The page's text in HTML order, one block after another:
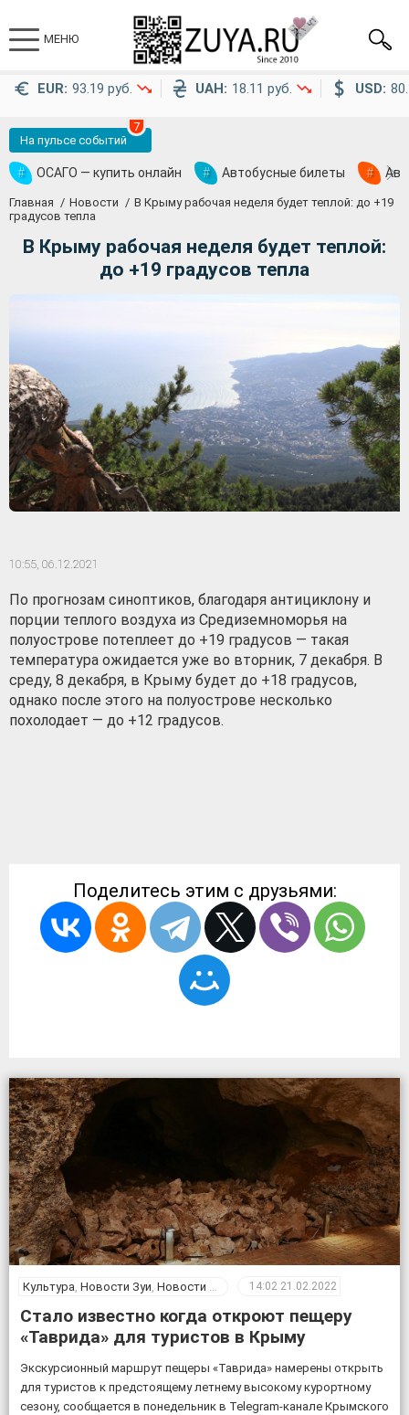
МЕНЮ
EUR: 93.19 руб. UAH: 18.11 руб. USD:
На пульсе событий
7
# ОСАГО — купить онлайн # Автобусные билеты #
Главная Новости
В Крыму рабочая неделя будет теплой: до +19
градусов тепла
В Крыму рабочая неделя будет теплой:
до +19 градусов тепла
10:55, 06.12.2021
По прогнозам синоптиков, благодаря антициклону и
порции теплого воздуха из Средиземноморья на
полуострове потеплеет до +19 градусов — такая
температура ожидается уже во вторник, 7 декабря. В
среду, 8 декабря, в Крыму будет до +18 градусов,
однако после этого на полуострове несколько
похолодает — до +12 градусов.
Поделитесь этим с друзьями:
Культура Новости Зуи Новости Крыма 14:02 21.02.2022
Стало известно когда откроют пещеру
«Таврида» для туристов в Крыму
Экскурсионный маршрут пещеры «Таврида» намерены открыть
для туристов к предстоящему летнему высокому курортному
сезону, сообщается в понедельник в Telegram-канале Крымского